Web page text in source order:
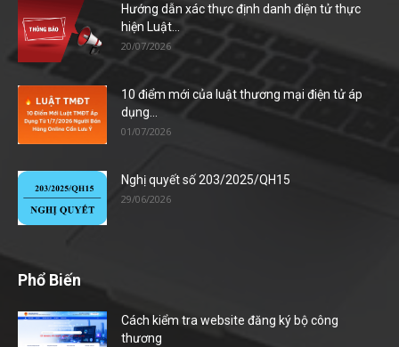
Hướng dẫn xác thực định danh điện tử thực
hiện Luật...
20/07/2026
10 điểm mới của luật thương mại điện tử áp
dụng...
01/07/2026
Nghị quyết số 203/2025/QH15
29/06/2026
Phổ Biến
Cách kiểm tra website đăng ký bộ công
thương